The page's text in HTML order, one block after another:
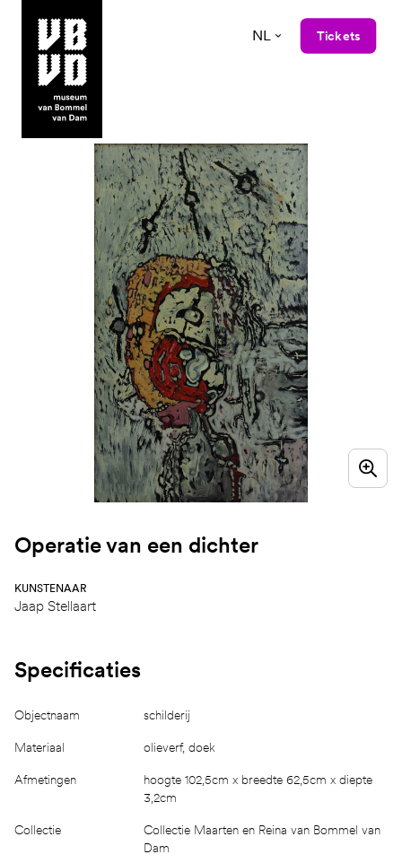
museum van Bommel van Dam
NL Tickets
Operatie van een dichter
KUNSTENAAR
Jaap Stellaart
Specificaties
Objectnaam schilderij
Materiaal olieverf, doek
Afmetingen
hoogte 102,5cm x breedte 62,5cm x diepte
3,2cm
Collectie
Collectie Maarten en Reina van Bommel van
Dam